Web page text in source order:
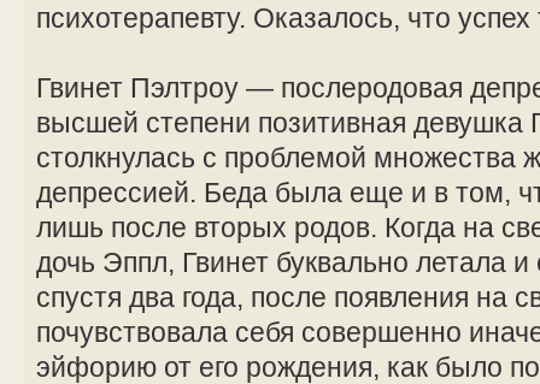
психотерапевту. Оказалось, что
Гвинет Пэлтроу — послеродовая
высшей степени позитивная девушка
столкнулась с проблемой
депрессией. Беда была еще и в том,
лишь после вторых родов. Когда на
дочь Эппл, Гвинет буквально летала
спустя два года, после появления на
почувствовала себя совершенно
эйфорию от его рождения, как было